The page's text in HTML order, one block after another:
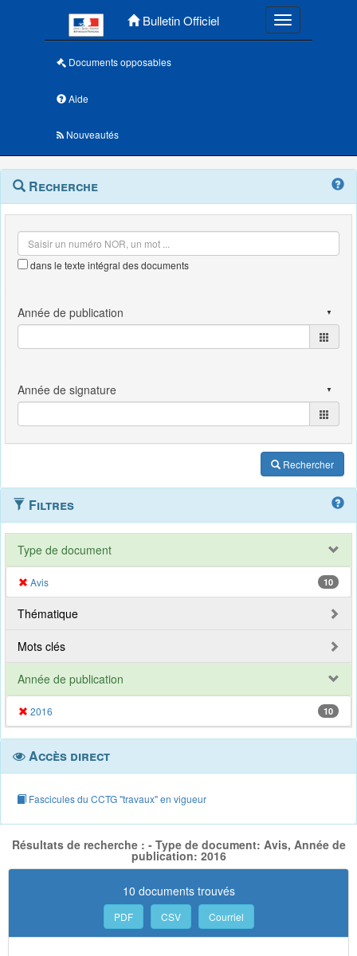
Bulletin Officiel Toggle
Documents opposables
Aide
Nouveautés
Navigation
outils
Menu
contextuel
Recherche
dans le texte intégral des documents
Rechercher
Filtres
Type de document
Avis 10
Thématique
Mots clés
Année de publication
2016 10
Accès direct
Fascicules du CCTG "travaux" en vigueur
Résultats de recherche : - Type de document: Avis, Année de
publication: 2016
10 documents trouvés
PDF CSV Courriel